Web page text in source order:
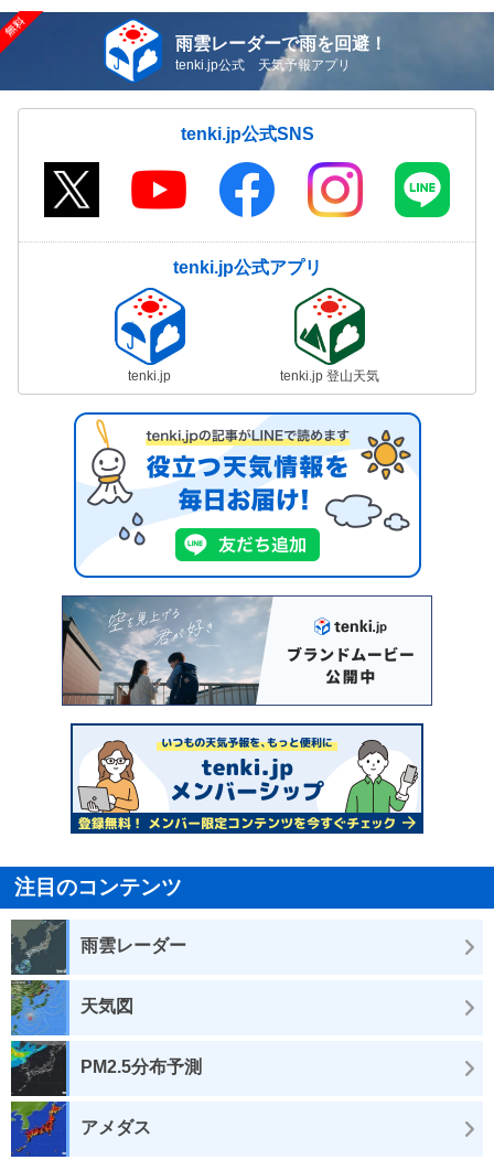
雨雲レーダーで雨を回避！
tenki.jp公式 天気予報アプリ
tenki.jp公式SNS
tenki.jp公式アプリ
tenki.jp tenki.jp 登山天気
注目のコンテンツ
雨雲レーダー
天気図
PM2.5分布予測
アメダス